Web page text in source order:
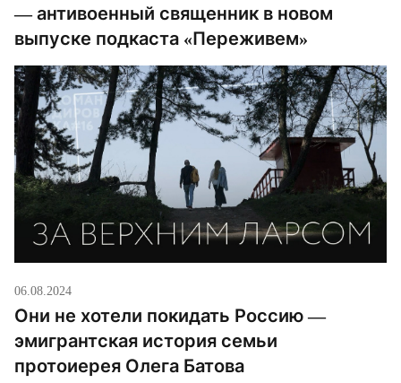
— антивоенный священник в новом
выпуске подкаста «Переживем»
06.08.2024
Они не хотели покидать Россию —
эмигрантская история семьи
протоиерея Олега Батова